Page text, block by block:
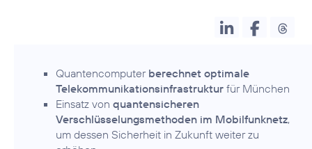
Quantencomputer berechnet optimale
Telekommunikationsinfrastruktur für München
Einsatz von quantensicheren
Verschlüsselungsmethoden im Mobilfunknetz,
um dessen Sicherheit in Zukunft weiter zu